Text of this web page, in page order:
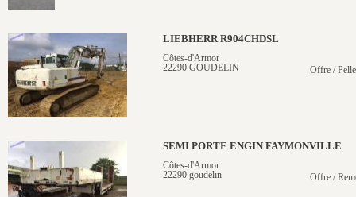
LIEBHERR R904CHDSL
Côtes-d'Armor
22290 GOUDELIN
Offre /
SEMI PORTE ENGIN FAYMONVILLE
Côtes-d'Armor
22290 goudelin
Offre /